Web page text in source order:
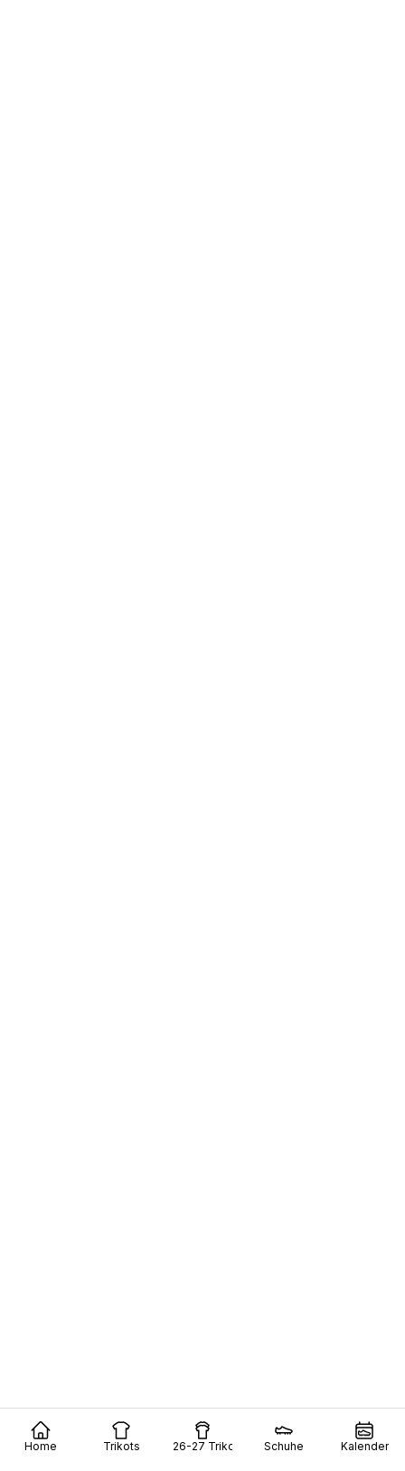
Home Trikots 26-27 Trikots Schuhe Kalender